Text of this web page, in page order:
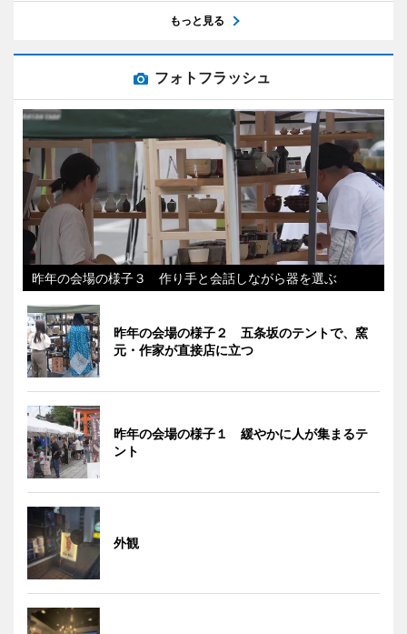
もっと見る
フォトフラッシュ
昨年の会場の様子３ 作り手と会話しながら器を選ぶ
昨年の会場の様子２ 五条坂のテントで、窯
元・作家が直接店に立つ
昨年の会場の様子１ 緩やかに人が集まるテ
ント
外観